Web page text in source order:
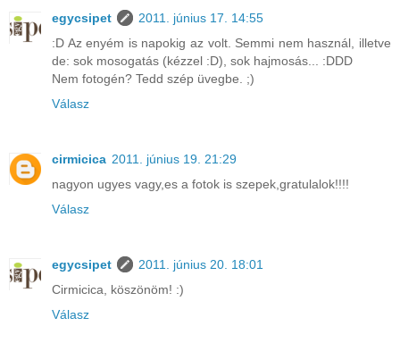
egycsipet
2011. június 17. 14:55
:D Az enyém is napokig az volt. Semmi nem használ, illetve
de: sok mosogatás (kézzel :D), sok hajmosás... :DDD
Nem fotogén? Tedd szép üvegbe. ;)
Válasz
cirmicica 2011. június 19. 21:29
nagyon ugyes vagy,es a fotok is szepek,gratulalok!!!!
Válasz
egycsipet
2011. június 20. 18:01
Cirmicica, köszönöm! :)
Válasz